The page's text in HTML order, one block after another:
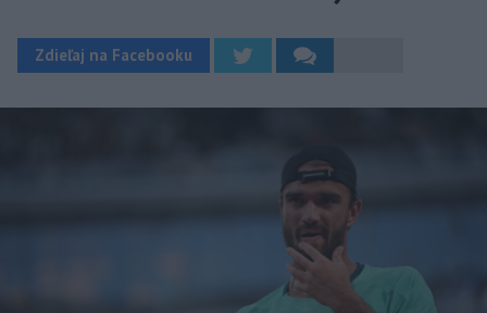
Zdieľaj na Facebooku